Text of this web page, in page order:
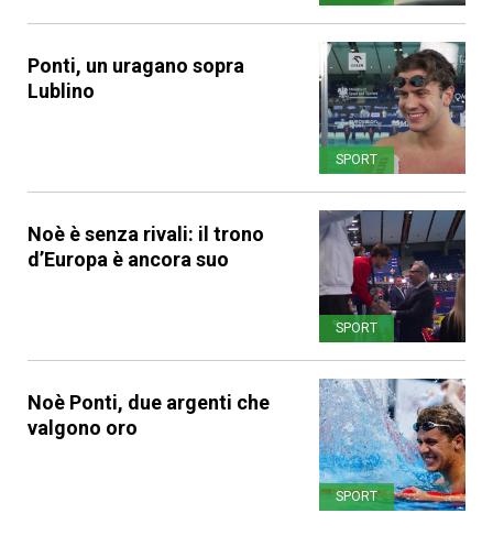
Ponti, un uragano sopra
Lublino
SPORT
Noè è senza rivali: il trono
d’Europa è ancora suo
SPORT
Noè Ponti, due argenti che
valgono oro
SPORT